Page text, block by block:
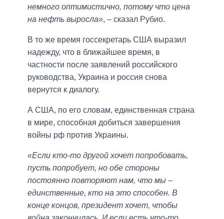
немного оптимистично, потому что цена
на нефть выросла», – сказал Рубио.
В то же время госсекретарь США выразил
надежду, что в ближайшее время, в
частности после заявлений российского
руководства, Украина и россия снова
вернутся к диалогу.
А США, по его словам, единственная страна
в мире, способная добиться завершения
войны рф против Украины.
«Если кто-то другой хочет попробовать,
пусть попробует, но обе стороны
постоянно повторяют нам, что мы –
единственные, кто на это способен. В
конце концов, президент хочет, чтобы